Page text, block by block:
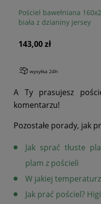
Pościel bawełniana
biała z dzianiny jersey
143,00 zł
wysyłka 24h
A Ty prasujesz
komentarzu!
Pozostałe porady, jak
Jak sprać tłuste
plam z pościeli
W jakiej
Jak prać pościel?